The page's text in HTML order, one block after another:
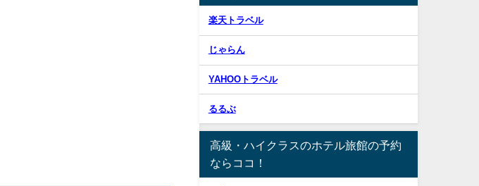
楽天トラベル
じゃらん
YAHOOトラベル
るるぶ
高級・ハイクラスのホテル旅館の予約
ならココ！